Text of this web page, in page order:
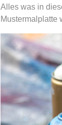
Alles was in
Mustermalplatte